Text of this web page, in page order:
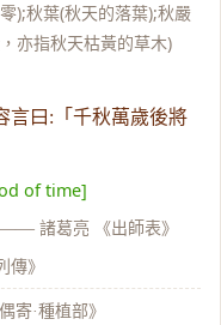
);秋葉(秋天的落葉);秋嚴
亦指秋天枯黃的草木)
言曰:「千秋萬歲後將
of time]
諸葛亮 《出師表》
傳》
寄·種植部》